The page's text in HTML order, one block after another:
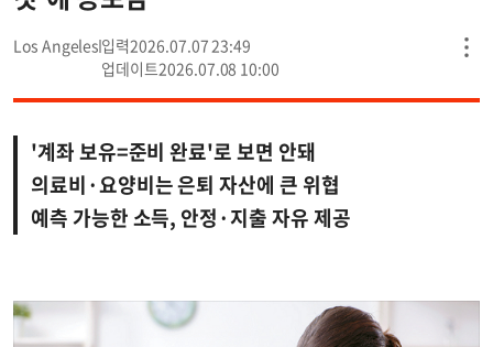
Los Angeles
2026.07.07 23:49
2026.07.08 10:00
'계좌 보유=준비 완료'로 보면 안돼
의료비·요양비는 은퇴 자산에 큰 위협
예측 가능한 소득, 안정·지출 자유 제공